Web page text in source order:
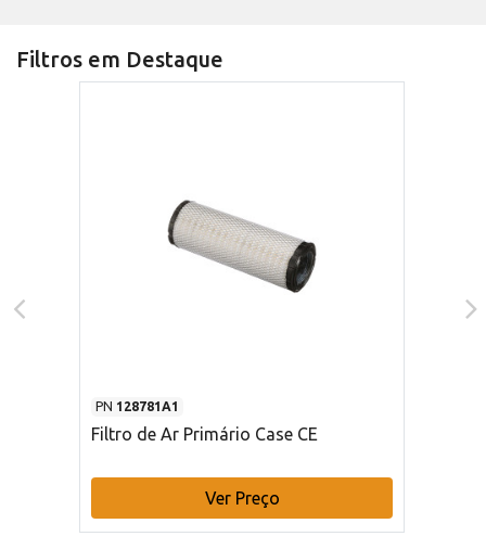
Filtros em Destaque
PN 128781A1
Filtro de Ar Primário Case CE
Ver Preço